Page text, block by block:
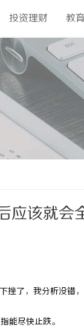
投资理财 教
应该就会
挫了，我分析没
能尽快止跌。